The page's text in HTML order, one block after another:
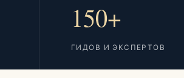
150+
ГИДОВ И ЭКСПЕРТОВ